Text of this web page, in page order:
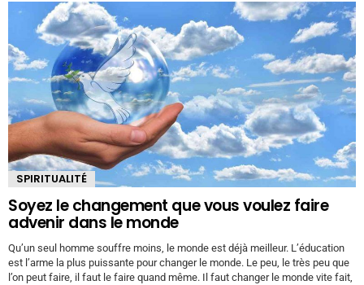
SPIRITUALITÉ
Soyez le changement que vous voulez faire
advenir dans le monde
Qu’un seul homme souffre moins, le monde est déjà meilleur. L’éducation
est l’arme la plus puissante pour changer le monde. Le peu, le très peu que
l’on peut faire, il faut le faire quand même. Il faut changer le monde vite fait,